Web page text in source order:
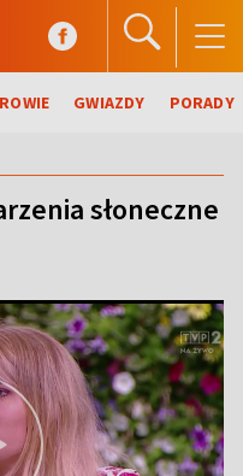
GWIAZDY PORADY
słoneczne